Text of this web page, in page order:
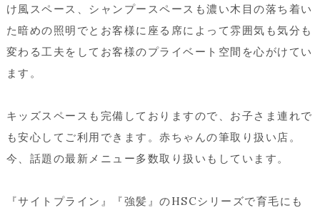
け風スペース、シャンプースペースも濃い木目の落ち着い
た暗めの照明でとお客様に座る席によって雰囲気も気分も
変わる工夫をしてお客様のプライベート空間を心がけてい
ます。
キッズスペースも完備しておりますので、お子さま連れで
も安心してご利用できます。赤ちゃんの筆取り扱い店。
今、話題の最新メニュー多数取り扱いもしています。
『サイトプライン』『強髪』のHSCシリーズで育毛にも